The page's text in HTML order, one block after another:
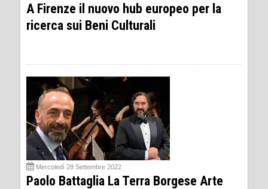
A Firenze il nuovo hub europeo per la
ricerca sui Beni Culturali
Mercoledì 28 Settembre 2022
Paolo Battaglia La Terra Borgese Arte